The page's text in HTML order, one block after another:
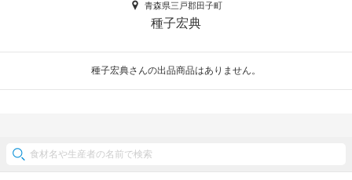
青森県三戸郡田子町
種子宏典
種子宏典さんの出品商品はありません。